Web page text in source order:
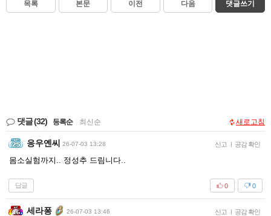
목록 본문 이전 다음 댓글쓰기
댓글(32) 등록순 최신순 새로고침
응우옌씨 26-07-03 13:28 신고 | 공감 확인
몸소실험까지.. 정성추 드림니다..
답글 0
0
세라퐁 26-07-03 13:46 신고 | 공감 확인